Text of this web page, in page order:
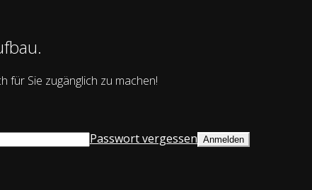
für Sie zugänglich zu machen!
Passwort vergessen